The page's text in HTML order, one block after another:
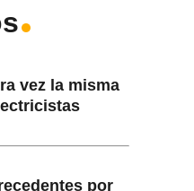
vez la misma
por